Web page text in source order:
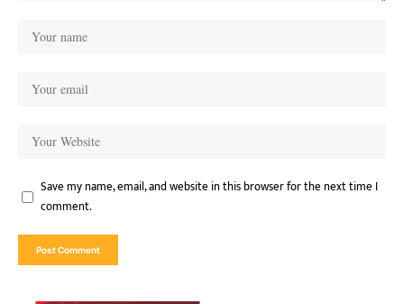
Save my name, email, and website in this browser for the next time I
comment.